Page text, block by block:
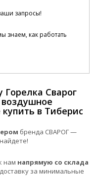
запросы!
знаем, как работать
Горелка Сварог
воздушное
в Тиберис
бренда СВАРОГ —
нам напрямую со склада
за минимальные